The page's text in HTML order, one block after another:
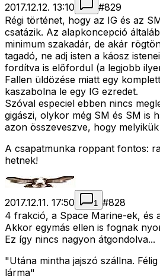
2017.12.12. 13:10 #829
Régi történet, hogy az IG és az
csatázik. Az alapkoncepció
minimum szakadár, de akár
tagadó, ne adj isten a káosz
fordítva is előfordul (a legjobb
Fallen üldözése miatt egy
kaszabolna le egy IG ezredet.
Szóval especiel ebben nincs
gigászi, olykor még SM és SM is
azon összeveszve, hogy melyikük
A csapatmunka roppant fontos:
hetnek!
2017.12.11. 17:50 1 #828
4 frakció, a Space Marine-ek, és
Akkor egymás ellen is fognak
Ez így nincs nagyon átgondolva...
"Utána mintha jajszó szállna.
lárma"